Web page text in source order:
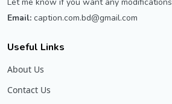
Email: caption.com.bd@gmail.com
Useful Links
About Us
Contact Us